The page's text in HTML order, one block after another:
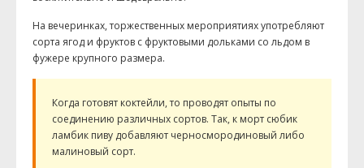
На вечеринках, торжественных мероприятиях употребляют
сорта ягод и фруктов с фруктовыми дольками со льдом в
фужере крупного размера.
Когда готовят коктейли, то проводят опыты по
соединению различных сортов. Так, к морт сюбик
ламбик пиву добавляют черносмородиновый либо
малиновый сорт.